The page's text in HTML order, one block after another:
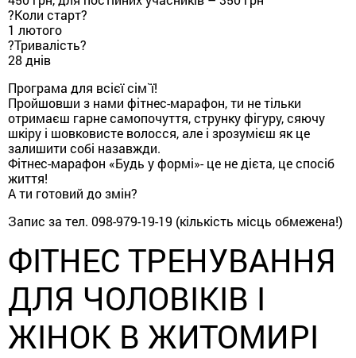
?Коли старт?
1 лютого
?Тривалість?
28 днів
Програма для всієї сім`ї!
Пройшовши з нами фітнес-марафон, ти не тільки
отримаєш гарне самопочуття, струнку фігуру, сяючу
шкіру і шовковисте волосся, але і зрозумієш як це
залишити собі назавжди.
Фітнес-марафон «Будь у формі»- це не дієта, це спосіб
життя!
А ти готовий до змін?
Запис за тел. 098-979-19-19 (кількість місць обмежена!)
ФІТНЕС ТРЕНУВАННЯ
ДЛЯ ЧОЛОВІКІВ І
ЖІНОК В ЖИТОМИРІ